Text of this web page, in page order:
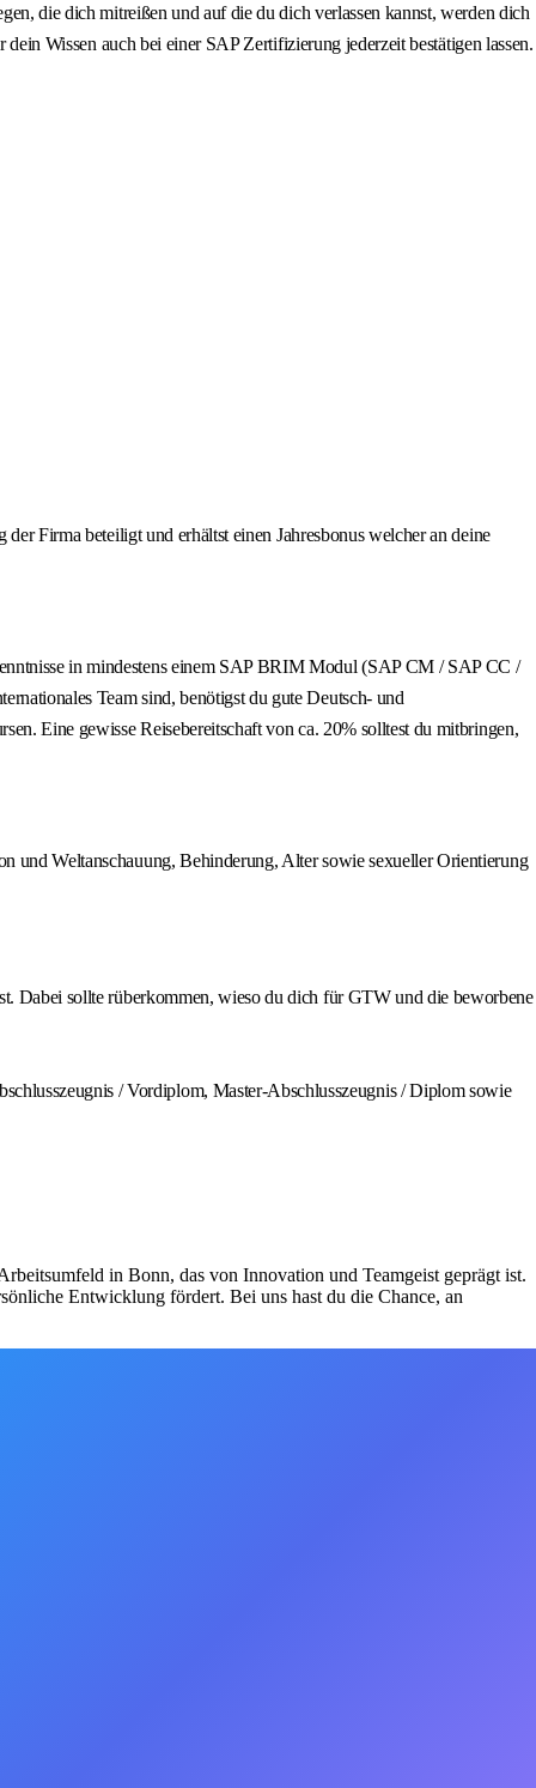
die dich mitreißen und auf die du dich verlassen kannst, werden dich
Wissen auch bei einer SAP Zertifizierung jederzeit bestätigen lassen.
Firma beteiligt und erhältst einen Jahresbonus welcher an deine
in mindestens einem SAP BRIM Modul (SAP CM / SAP CC /
Team sind, benötigst du gute Deutsch- und
Eine gewisse Reisebereitschaft von ca. 20% solltest du mitbringen,
und Weltanschauung, Behinderung, Alter sowie sexueller Orientierung
Dabei sollte rüberkommen, wieso du dich für GTW und die beworbene
/ Vordiplom, Master-Abschlusszeugnis / Diplom sowie
in Bonn, das von Innovation und Teamgeist geprägt ist.
Entwicklung fördert. Bei uns hast du die Chance, an